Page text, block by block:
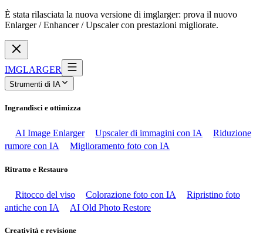
È stata rilasciata la nuova versione di imglarger: prova il nuovo
Enlarger / Enhancer / Upscaler con prestazioni migliorate.
IMGLARGER
Strumenti di IA
Ingrandisci e ottimizza
AI Image Enlarger Upscaler di immagini con IA
Riduzione
rumore con IA
Miglioramento foto con IA
Ritratto e Restauro
Ritocco del viso Colorazione foto con IA
Ripristino foto
antiche con IA
AI Old Photo Restore
Creatività e revisione